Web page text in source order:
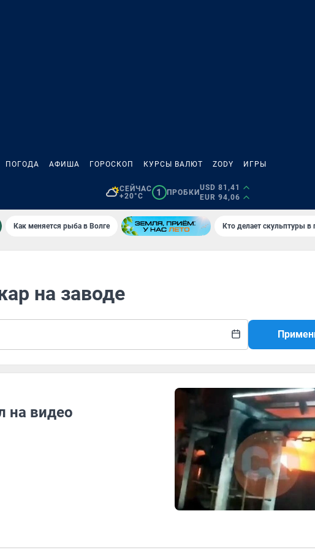
ПОГОДА АФИША ГОРОСКОП КУРСЫ ВАЛЮТ ZODY ИГРЫ
СЕЙЧАС
+20°C
1 ПРОБКИ
USD 81,41
EUR 94,06
Как меняется рыба в Волге Кто делает скульптуры в
на заводе
на видео